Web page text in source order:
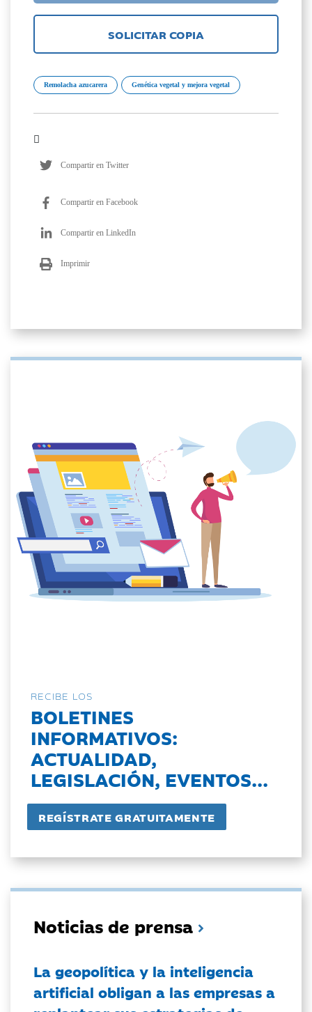
SOLICITAR COPIA
Remolacha azucarera Genética vegetal y mejora vegetal
Compartir en Twitter
Compartir en Facebook
Compartir en LinkedIn
Imprimir
RECIBE LOS
BOLETINES
INFORMATIVOS:
ACTUALIDAD,
LEGISLACIÓN, EVENTOS...
Noticias de prensa
La geopolítica y la inteligencia
artificial obligan a las empresas a